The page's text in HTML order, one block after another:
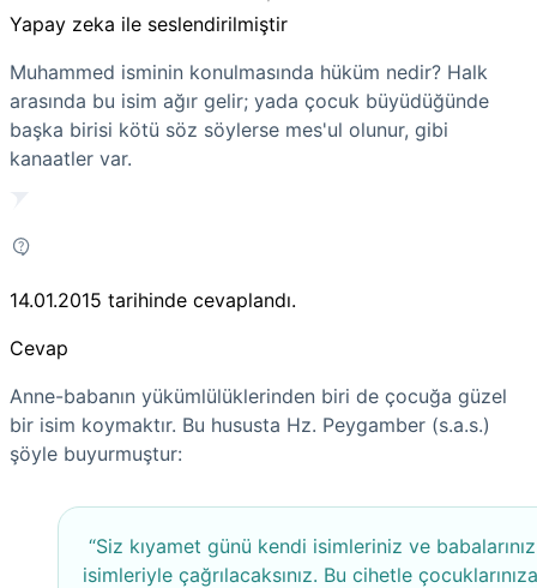
Yapay zeka ile seslendirilmiştir
Muhammed isminin konulmasında hüküm nedir? Halk
arasında bu isim ağır gelir; yada çocuk büyüdüğünde
başka birisi kötü söz söylerse mes'ul olunur, gibi
kanaatler var.
14.01.2015 tarihinde cevaplandı.
Cevap
Anne-babanın yükümlülüklerinden biri de çocuğa güzel
bir isim koymaktır. Bu hususta Hz. Peygamber (s.a.s.)
şöyle buyurmuştur:
“Siz kıyamet günü kendi isimleriniz ve
isimleriyle çağrılacaksınız. Bu cihetle